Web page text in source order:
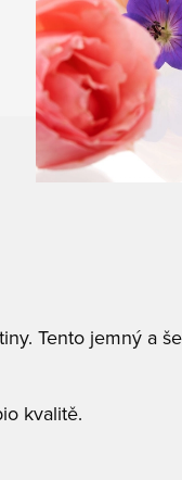
Tento jemný a
kvalitě.